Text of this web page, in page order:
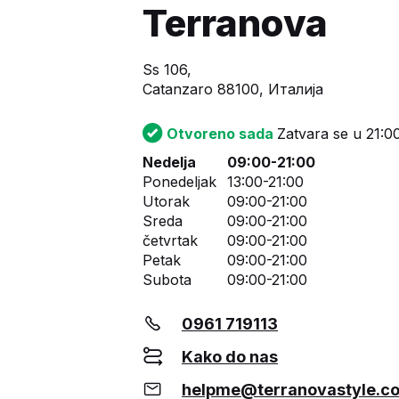
Terranova
Ss 106,
Catanzaro 88100, Италија
Otvoreno sada Zatvara se u
Nedelja
09:00-21:00
Ponedeljak 13:00-21:00
Utorak
09:00-21:00
Sreda
09:00-21:00
četvrtak
09:00-21:00
Petak
09:00-21:00
Subota
09:00-21:00
0961 719113
Kako do nas